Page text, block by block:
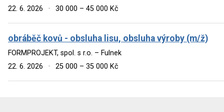
22. 6. 2026
· 30 000 – 45 000 Kč
obráběč kovů - obsluha lisu, obsluha výroby (m/ž)
FORMPROJEKT, spol. s r.o. – Fulnek
22. 6. 2026
· 25 000 – 35 000 Kč